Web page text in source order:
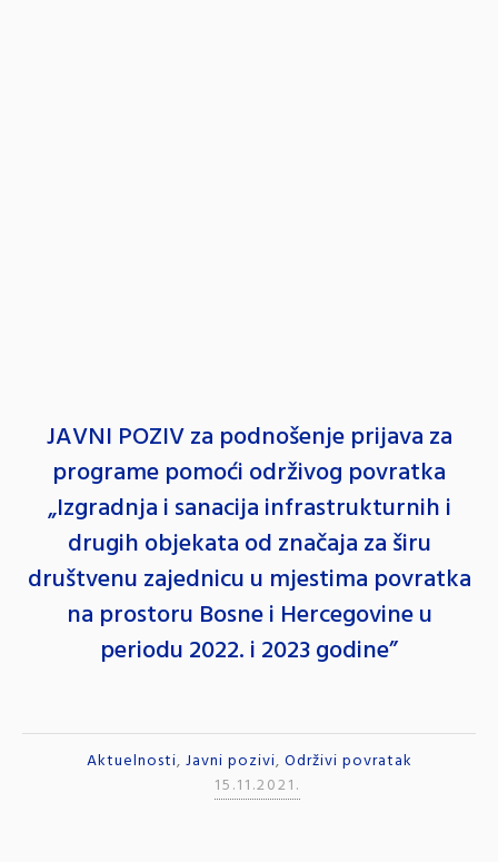
JAVNI POZIV za podnošenje prijava za
programe pomoći održivog povratka
„Izgradnja i sanacija infrastrukturnih i
drugih objekata od značaja za širu
društvenu zajednicu u mjestima povratka
na prostoru Bosne i Hercegovine u
periodu 2022. i 2023 godine”
Aktuelnosti, Javni pozivi, Održivi povratak
15.11.2021.